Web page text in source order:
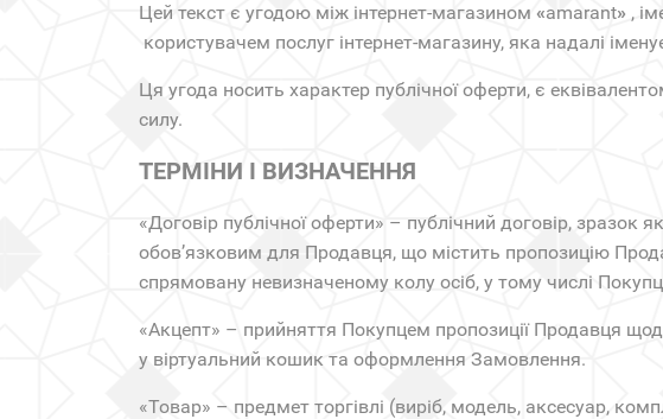
Цей текст є угодою між інтернет-магазином «amarant» ,
користувачем послуг інтернет-магазину, яка надалі
Ця угода носить характер публічної оферти, є
силу.
ТЕРМІНИ І ВИЗНАЧЕННЯ
«Договір публічної оферти» – публічний договір, зразок
обов’язковим для Продавця, що містить пропозицію
спрямовану невизначеному колу осіб, у тому числі
«Акцепт» – прийняття Покупцем пропозиції Продавця
у віртуальний кошик та оформлення Замовлення.
«Товар» – предмет торгівлі (виріб, модель, аксесуар,